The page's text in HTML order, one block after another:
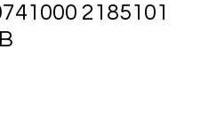
2185101